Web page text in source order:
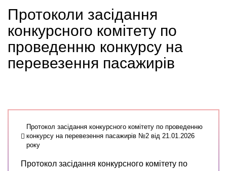
Протоколи засідання
конкурсного комітету по
проведенню конкурсу на
перевезення пасажирів
Протокол засідання конкурсного комітету по проведенню
конкурсу на перевезення пасажирів №2 від 21.01.2026
року
Протокол засідання конкурсного комітету по